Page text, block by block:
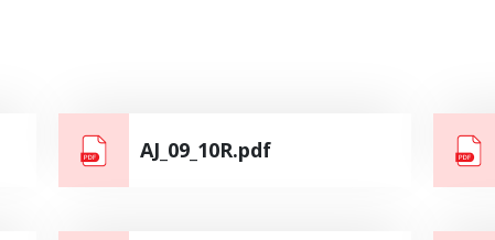
AJ_09_10R.pdf